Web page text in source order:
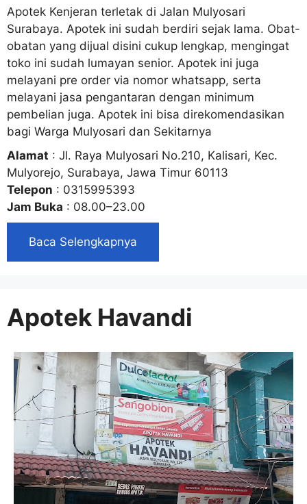
Apotek Kenjeran terletak di Jalan Mulyosari
Surabaya. Apotek ini sudah berdiri sejak lama. Obat-
obatan yang dijual disini cukup lengkap, mengingat
toko ini sudah lumayan senior. Apotek ini juga
melayani pre order via nomor whatsapp, serta
melayani jasa pengantaran dengan minimum
pembelian juga. Apotek ini bisa direkomendasikan
bagi Warga Mulyosari dan Sekitarnya
Alamat : Jl. Raya Mulyosari No.210, Kalisari, Kec.
Mulyorejo, Surabaya, Jawa Timur 60113
Telepon : 0315995393
Jam Buka : 08.00–23.00
Baca Selengkapnya
Apotek Havandi